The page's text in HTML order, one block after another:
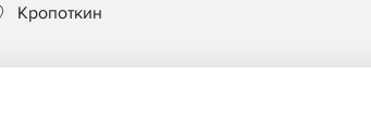
Кропоткин